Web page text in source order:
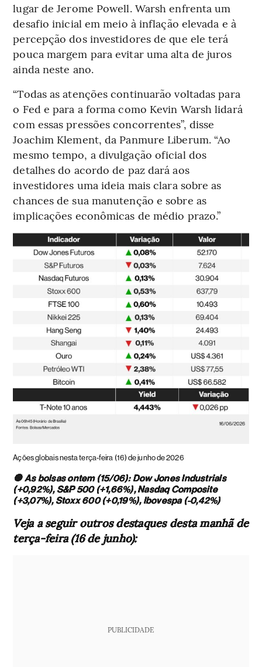
lugar de Jerome Powell. Warsh enfrenta um
desafio inicial em meio à inflação elevada e à
percepção dos investidores de que ele terá
pouca margem para evitar uma alta de juros
ainda neste ano.
“Todas as atenções continuarão voltadas para
o Fed e para a forma como Kevin Warsh lidará
com essas pressões concorrentes”, disse
Joachim Klement, da Panmure Liberum. “Ao
mesmo tempo, a divulgação oficial dos
detalhes do acordo de paz dará aos
investidores uma ideia mais clara sobre as
chances de sua manutenção e sobre as
implicações econômicas de médio prazo.”
Ações globais nesta terça-feira (16) de junho de 2026
🔘 As bolsas ontem (15/06): Dow Jones Industrials
(+0,92%), S&P 500 (+1,66%), Nasdaq Composite
(+3,07%), Stoxx 600 (+0,19%), Ibovespa (-0,42%)
Veja a seguir outros destaques desta manhã de
terça-feira (16 de junho):
PUBLICIDADE